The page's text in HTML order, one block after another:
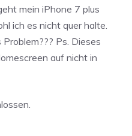
mein iPhone 7 plus
ich es nicht quer halte.
Ps. Dieses
auf nicht in